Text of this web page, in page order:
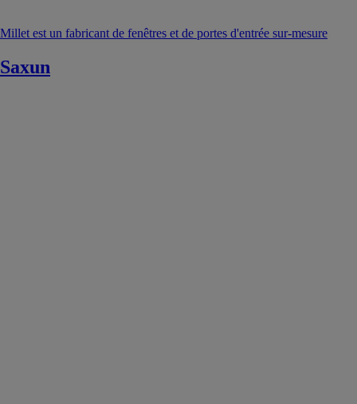
Millet est un fabricant de fenêtres et de portes d'entrée sur-mesure
Saxun